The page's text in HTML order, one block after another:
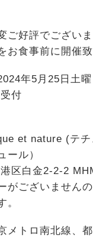
ご好評でござい
お食事前に開催致
年5月25日土
付
et nature (テ
ール）
区白金2-2-2
がございません
。
メトロ南北線、